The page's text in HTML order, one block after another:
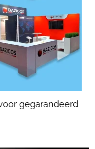
gegarandeerd